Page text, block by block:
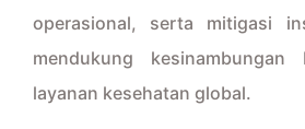
operasional, serta mitigasi
mendukung
layanan kesehatan global.